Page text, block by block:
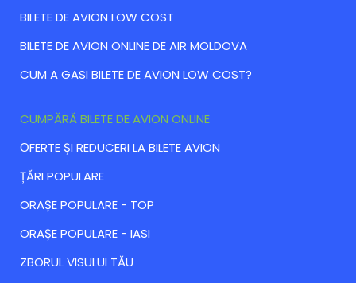
BILETE DE AVION LOW COST
BILETE DE AVION ONLINE DE AIR MOLDOVA
CUM A GASI BILETE DE AVION LOW COST?
CUMPĂRĂ BILETE DE AVION ONLINE
ОFERTE ȘI REDUCERI LA BILETE AVION
ȚĂRI POPULARE
ORAȘE POPULARE - TOP
ORAȘE POPULARE - IASI
ZBORUL VISULUI TĂU